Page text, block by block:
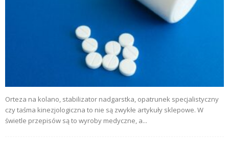
Orteza na kolano, stabilizator nadgarstka, opatrunek specjalistyczny
czy taśma kinezjologiczna to nie są zwykłe artykuły sklepowe. W
świetle przepisów są to wyroby medyczne, a...